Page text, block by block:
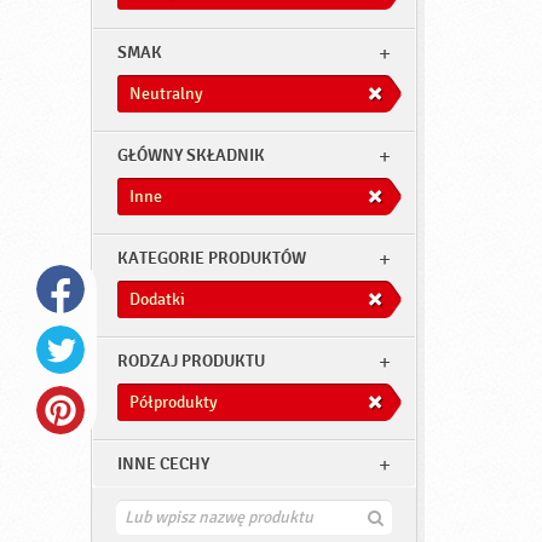
SMAK
Neutralny
GŁÓWNY SKŁADNIK
Inne
KATEGORIE PRODUKTÓW
Dodatki
RODZAJ PRODUKTU
Półprodukty
INNE CECHY
Z